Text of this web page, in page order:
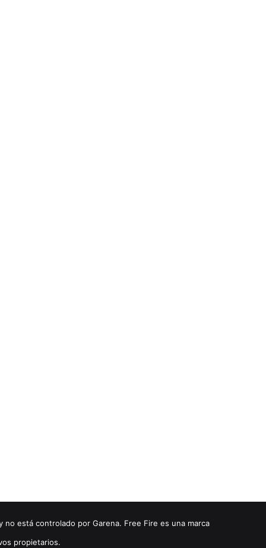
está controlado por Garena. Free Fire es una marca
propietarios.